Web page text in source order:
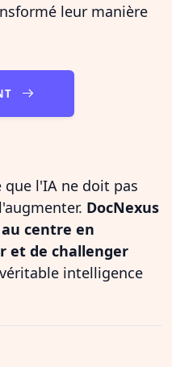
leur manière
que l'IA ne doit pas
DocNexus
centre en
et de challenger
intelligence